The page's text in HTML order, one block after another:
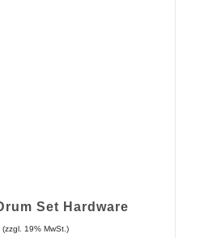
Set Hardware
(zzgl. 19% MwSt.)